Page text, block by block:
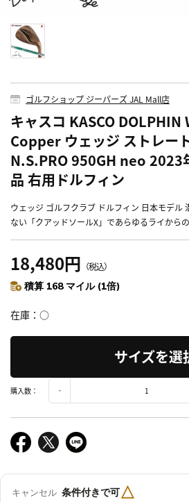
ゴルフショップ ジーパーズ JAL Mall店
キャスコ KASCO DOLPHIN
Copper ウェッジ ストレー
N.S.PRO 950GH neo 2023
品 右用ドルフィン
ウェッジ ゴルフクラブ ドルフィン 日本モデル
ない「クアッドソールX」であらゆるライから
18,480円 （税込）
積算 168 マイル (1倍)
在庫 ○
サイズを選
購入数：
キャンセル 条件付きで可△